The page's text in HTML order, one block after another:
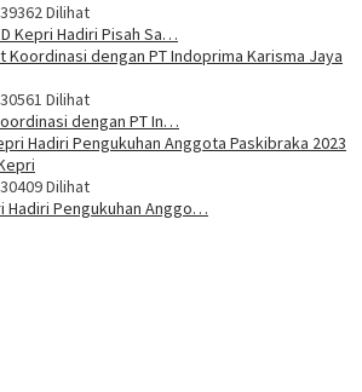
39362 Dilihat
Kepri Hadiri Pisah Sa…
30561 Dilihat
dengan PT In…
30409 Dilihat
Hadiri Pengukuhan Anggo…